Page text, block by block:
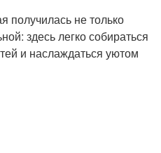
получилась не только
здесь легко собираться
и наслаждаться уютом